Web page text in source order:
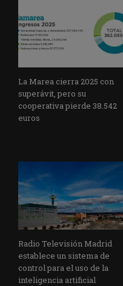
La Marea cierra 2025 con
superávit, pero su
cooperativa pierde 38.542
euros
Radio Televisión Madrid
establece un sistema de
control para el uso de la
inteligencia artificial